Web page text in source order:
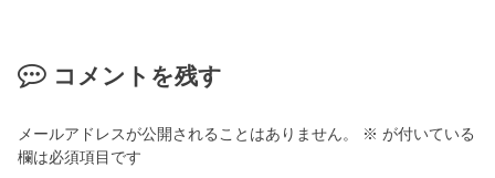
コメントを残す
メールアドレスが公開されることはありません。 ※ が付いている
欄は必須項目です